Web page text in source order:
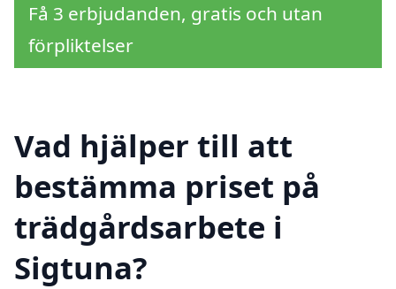
Få 3 erbjudanden, gratis och utan
förpliktelser
Vad hjälper till att
bestämma priset på
trädgårdsarbete i
Sigtuna?